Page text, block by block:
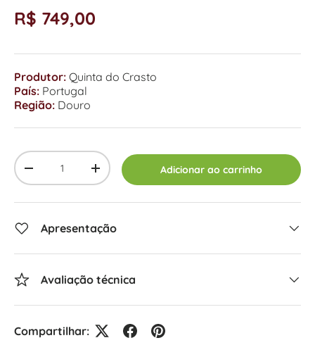
R$ 749,00
Produtor: Quinta do Crasto
País: Portugal
Região: Douro
Qty
-
+ Adicionar ao carrinho
Apresentação
Avaliação técnica
Compartilhar: